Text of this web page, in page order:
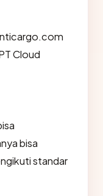
Cloud
bisa
standar